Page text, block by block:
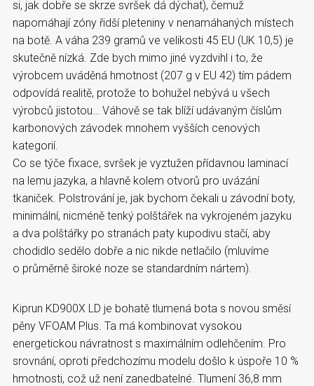
si, jak dobře se skrze svršek dá dýchat), čemuž
napomáhají zóny řidší pleteniny v nenamáhaných místech
na botě. A váha 239 gramů ve velikosti 45 EU (UK 10,5) je
skutečně nízká. Zde bych mimo jiné vyzdvihl i to, že
výrobcem uváděná hmotnost (207 g v EU 42) tím pádem
odpovídá realitě, protože to bohužel nebývá u všech
výrobců jistotou… Váhově se tak blíží udávaným číslům
karbonových závodek mnohem vyšších cenových
kategorií.
Co se týče fixace, svršek je vyztužen přídavnou laminací
na lemu jazyka, a hlavně kolem otvorů pro uvázání
tkaniček. Polstrování je, jak bychom čekali u závodní boty,
minimální, nicméně tenký polštářek na vykrojeném jazyku
a dva polštářky po stranách paty kupodivu stačí, aby
chodidlo sedělo dobře a nic nikde netlačilo (mluvíme
o průměrně široké noze se standardním nártem).
Kiprun KD900X LD je bohatě tlumená bota s novou směsí
pěny VFOAM Plus. Ta má kombinovat vysokou
energetickou návratnost s maximálním odlehčením. Pro
srovnání, oproti předchozímu modelu došlo k úspoře 10 %
hmotnosti, což už není zanedbatelné. Tlumení 36,8 mm